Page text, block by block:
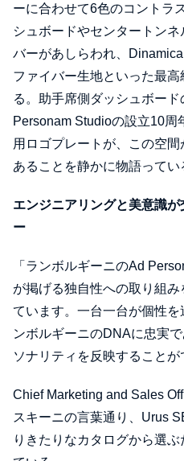
ーに合わせて6色のコントラ
シュボードやセンタートン
バーがあしらわれ、
ファイバー生地といった最
る。助手席側ダッシュボー
Personam Studioの設立10
用ロゴプレートが、この空
あることを静かに物語ってい
エンジニアリングと美意識
ー
「ランボルギーニのAd
が掲げる独自性への取り組
ています。一台一台が個性
ンボルギーニのDNAに忠実
ソナリティを反映することが
Chief Marketing and Sales
スキーニの言葉通り、Urus
りきたりなカタログから選